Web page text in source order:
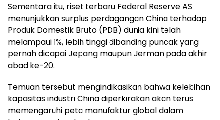
Sementara itu, riset terbaru Federal Reserve AS
menunjukkan surplus perdagangan China terhadap
Produk Domestik Bruto (PDB) dunia kini telah
melampaui 1%, lebih tinggi dibanding puncak yang
pernah dicapai Jepang maupun Jerman pada akhir
abad ke-20.
Temuan tersebut mengindikasikan bahwa kelebihan
kapasitas industri China diperkirakan akan terus
memengaruhi peta manufaktur global dalam